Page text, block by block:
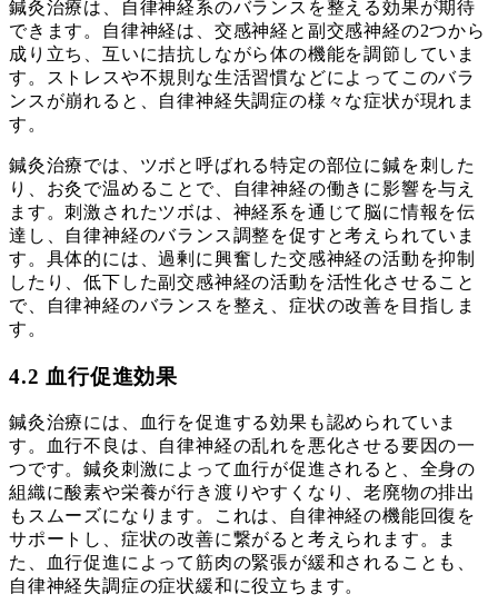
鍼灸治療は、自律神経系のバランスを整える効果が期待
できます。自律神経は、交感神経と副交感神経の2つから
成り立ち、互いに拮抗しながら体の機能を調節していま
す。ストレスや不規則な生活習慣などによってこのバラ
ンスが崩れると、自律神経失調症の様々な症状が現れま
す。
鍼灸治療では、ツボと呼ばれる特定の部位に鍼を刺した
り、お灸で温めることで、自律神経の働きに影響を与え
ます。刺激されたツボは、神経系を通じて脳に情報を伝
達し、自律神経のバランス調整を促すと考えられていま
す。具体的には、過剰に興奮した交感神経の活動を抑制
したり、低下した副交感神経の活動を活性化させること
で、自律神経のバランスを整え、症状の改善を目指しま
す。
4.2 血行促進効果
鍼灸治療には、血行を促進する効果も認められていま
す。血行不良は、自律神経の乱れを悪化させる要因の一
つです。鍼灸刺激によって血行が促進されると、全身の
組織に酸素や栄養が行き渡りやすくなり、老廃物の排出
もスムーズになります。これは、自律神経の機能回復を
サポートし、症状の改善に繋がると考えられます。ま
た、血行促進によって筋肉の緊張が緩和されることも、
自律神経失調症の症状緩和に役立ちます。